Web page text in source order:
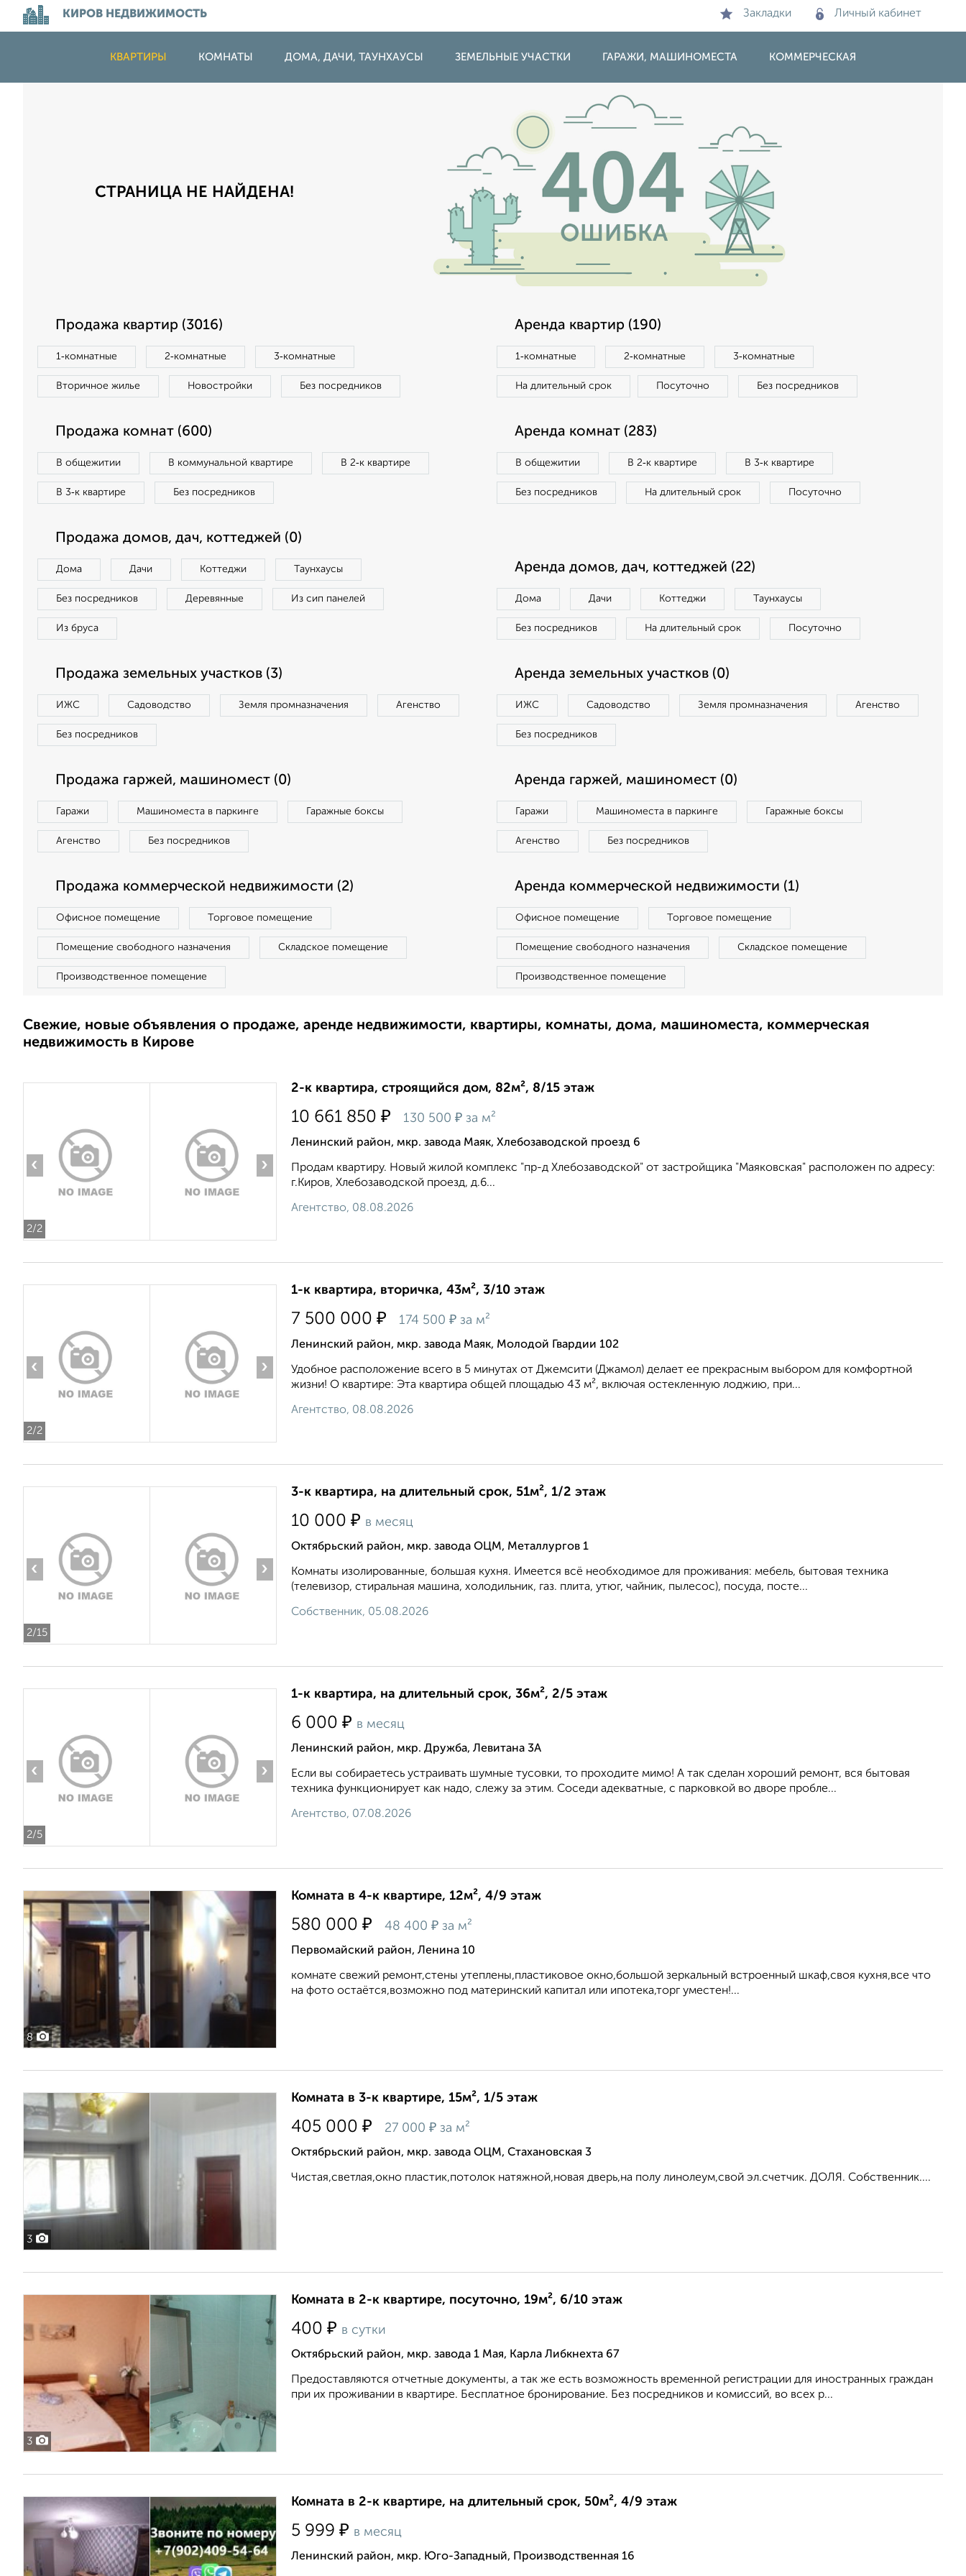
КИРОВ НЕДВИЖИМОСТЬ Закладки Личный кабинет
КВАРТИРЫ КОМНАТЫ ДОМА, ДАЧИ, ТАУНХАУСЫ ЗЕМЕЛЬНЫЕ УЧАСТКИ ГАРАЖИ, МАШИНОМЕСТА КОММЕРЧЕСКАЯ
СТРАНИЦА НЕ НАЙДЕНА!
Продажа квартир (3016)
1‑комнатные 2‑комнатные 3‑комнатные
Вторичное жилье Новостройки Без посредников
Аренда квартир (190)
1‑комнатные 2‑комнатные 3‑комнатные
На длительный срок Посуточно Без посредников
Продажа комнат (600)
В общежитии В коммунальной квартире В 2‑к квартире
В 3‑к квартире Без посредников
Аренда комнат (283)
В общежитии В 2‑к квартире В 3‑к квартире
Без посредников На длительный срок Посуточно
Продажа домов, дач, коттеджей (0)
Дома Дачи Коттеджи Таунхаусы
Без посредников Деревянные Из сип панелей
Из бруса
Аренда домов, дач, коттеджей (22)
Дома Дачи Коттеджи Таунхаусы
Без посредников На длительный срок Посуточно
Продажа земельных участков (3)
ИЖС Садоводство Земля промназначения Агенство
Без посредников
Аренда земельных участков (0)
ИЖС Садоводство Земля промназначения Агенство
Без посредников
Продажа гаржей, машиномест (0)
Гаражи Машиноместа в паркинге Гаражные боксы
Агенство Без посредников
Аренда гаржей, машиномест (0)
Гаражи Машиноместа в паркинге Гаражные боксы
Агенство Без посредников
Продажа коммерческой недвижимости (2)
Офисное помещение Торговое помещение
Помещение свободного назначения Складское помещение
Производственное помещение
Аренда коммерческой недвижимости (1)
Офисное помещение Торговое помещение
Помещение свободного назначения Складское помещение
Производственное помещение
Свежие, новые объявления о продаже, аренде недвижимости, квартиры, комнаты, дома, машиноместа, коммерческая
недвижимость в Кирове
2/2
‹ ›
2-к квартира, строящийся дом, 82м², 8/15 этаж
10 661 850 ₽ 130 500 ₽ за м²
Ленинский район, мкр. завода Маяк, Хлебозаводской проезд 6
Продам квартиру. Новый жилой комплекс "пр-д Хлебозаводской" от застройщика "Маяковская" расположен по адресу:
г.Киров, Хлебозаводской проезд, д.6...
Агентство, 08.08.2026
2/2
‹ ›
1-к квартира, вторичка, 43м², 3/10 этаж
7 500 000 ₽ 174 500 ₽ за м²
Ленинский район, мкр. завода Маяк, Молодой Гвардии 102
Удобное расположение всего в 5 минутах от Джемсити (Джамол) делает ее прекрасным выбором для комфортной
жизни! О квартире: Эта квартира общей площадью 43 м², включая остекленную лоджию, при...
Агентство, 08.08.2026
2/15
‹ ›
3-к квартира, на длительный срок, 51м², 1/2 этаж
10 000 ₽ в месяц
Октябрьский район, мкр. завода ОЦМ, Металлургов 1
Комнаты изолированные, большая кухня. Имеется всё необходимое для проживания: мебель, бытовая техника
(телевизор, стиральная машина, холодильник, газ. плита, утюг, чайник, пылесос), посуда, посте...
Собственник, 05.08.2026
2/5
‹ ›
1-к квартира, на длительный срок, 36м², 2/5 этаж
6 000 ₽ в месяц
Ленинский район, мкр. Дружба, Левитана 3А
Если вы собираетесь устраивать шумные тусовки, то проходите мимо! А так сделан хороший ремонт, вся бытовая
техника функционирует как надо, слежу за этим. Соседи адекватные, с парковкой во дворе пробле...
Агентство, 07.08.2026
8
Комната в 4-к квартире, 12м², 4/9 этаж
580 000 ₽ 48 400 ₽ за м²
Первомайский район, Ленина 10
комнате свежий ремонт,стены утеплены,пластиковое окно,большой зеркальный встроенный шкаф,своя кухня,все что
на фото остаётся,возможно под материнский капитал или ипотека,торг уместен!...
3
Комната в 3-к квартире, 15м², 1/5 этаж
405 000 ₽ 27 000 ₽ за м²
Октябрьский район, мкр. завода ОЦМ, Стахановская 3
Чистая,светлая,окно пластик,потолок натяжной,новая дверь,на полу линолеум,свой эл.счетчик. ДОЛЯ. Собственник....
3
Комната в 2-к квартире, посуточно, 19м², 6/10 этаж
400 ₽ в сутки
Октябрьский район, мкр. завода 1 Мая, Карла Либкнехта 67
Предоставляются отчетные документы, а так же есть возможность временной регистрации для иностранных граждан
при их проживании в квартире. Бесплатное бронирование. Без посредников и комиссий, во всех р...
Комната в 2-к квартире, на длительный срок, 50м², 4/9 этаж
5 999 ₽ в месяц
Ленинский район, мкр. Юго-Западный, Производственная 16